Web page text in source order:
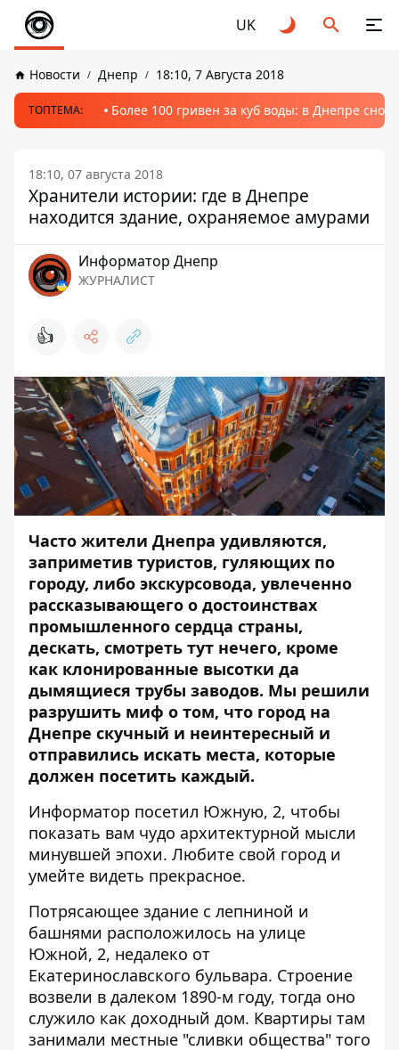
UK
Новости Днепр 18:10, 7 Августа 2018
ТОПТЕМА: Более 100 гривен за куб воды: в Днепре
18:10, 07 августа 2018
Хранители истории: где в Днепре
находится здание, охраняемое амурами
Информатор Днепр
ЖУРНАЛИСТ
👍
Часто жители Днепра удивляются,
заприметив туристов, гуляющих по
городу, либо экскурсовода, увлеченно
рассказывающего о достоинствах
промышленного сердца страны,
дескать, смотреть тут нечего, кроме
как клонированные высотки да
дымящиеся трубы заводов. Мы решили
разрушить миф о том, что город на
Днепре скучный и неинтересный и
отправились искать места, которые
должен посетить каждый.
Информатор посетил Южную, 2, чтобы
показать вам чудо архитектурной мысли
минувшей эпохи. Любите свой город и
умейте видеть прекрасное.
Потрясающее здание с лепниной и
башнями расположилось на улице
Южной, 2, недалеко от
Екатеринославского бульвара. Строение
возвели в далеком 1890-м году, тогда оно
служило как доходный дом. Квартиры там
занимали местные "сливки общества" того